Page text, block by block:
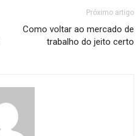
Próximo artigo
Como voltar ao mercado de
trabalho do jeito certo